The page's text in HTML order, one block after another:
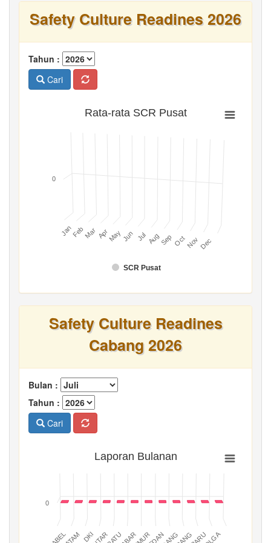
Safety Culture Readines 2026
Tahun :
Cari
Rata-rata SCR Pusat
SCR Pusat
JanFebMar AprMay Jun Jul AugSep OctNovDec
0
Safety Culture Readines
Cabang 2026
Bulan :
Tahun :
Cari
Laporan Bulanan
DKI
0